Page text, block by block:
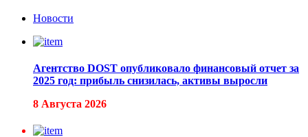
Новости
Агентство DOST опубликовало финансовый отчет за
2025 год: прибыль снизилась, активы выросли
8 Августа 2026